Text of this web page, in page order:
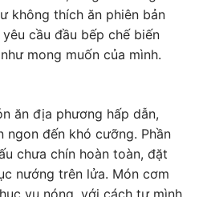
không thích ăn phiên bản
cầu đầu bếp chế biến
mong muốn của mình.
ăn địa phương hấp dẫn,
ngon đến khó cưỡng. Phần
chưa chín hoàn toàn, đặt
nướng trên lửa. Món cơm
vụ nóng, với cách tự mình